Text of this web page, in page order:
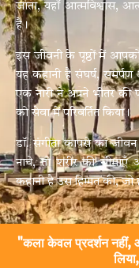
जाता, यहाँ आत्मविश्वास,
है।
इस जीवनी के पृष्ठों में आपको
यह कहानी है संघर्ष,
एक नारी ने अपने भीतर की
को सेवा में परिवर्तित किया।
डॉ. संगीता कापसे का
नाचे, तो शरीर की सीमाएँ
कहानी है उस हिम्मत की, जो
"कला केवल प्रदर्शन नहीं,